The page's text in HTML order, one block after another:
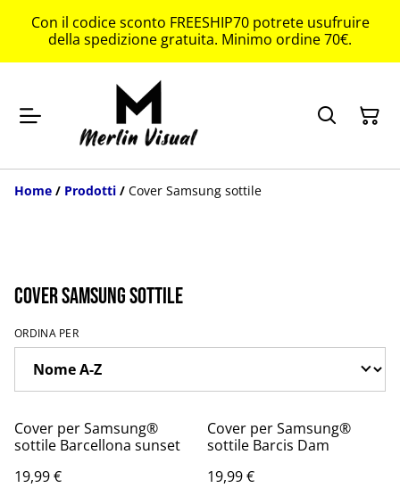
Con il codice sconto FREESHIP70 potrete usufruire
della spedizione gratuita. Minimo ordine 70€.
Home / Prodotti / Cover Samsung sottile
Cover Samsung sottile
ORDINA PER
Cover per Samsung®
sottile Barcellona sunset
19,99 €
Cover per Samsung®
sottile Barcis Dam
19,99 €